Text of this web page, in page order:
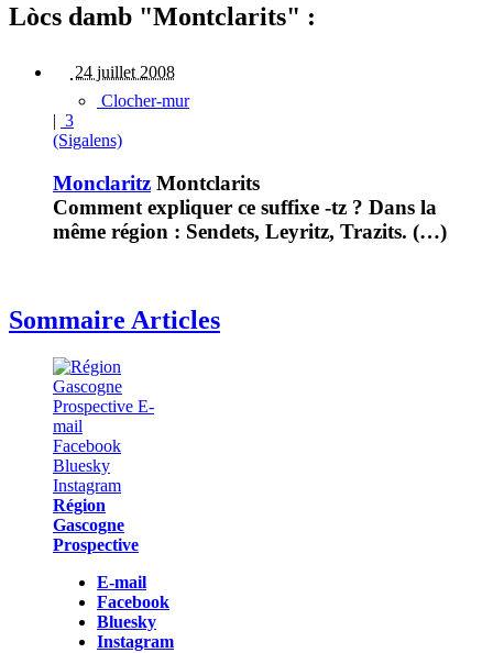
Lòcs damb "Montclarits" :
24 juillet 2008
Clocher-mur
| 3
(Sigalens)
Monclaritz Montclarits
Comment expliquer ce suffixe -tz ? Dans la
même région : Sendets, Leyritz, Trazits. (…)
Sommaire Articles
Région
Gascogne
Prospective
E-mail
Facebook
Bluesky
Instagram